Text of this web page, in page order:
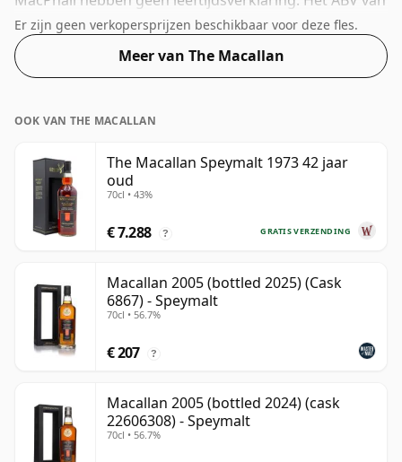
deze botteling is 40% en de flesmaat is standaard 70cl.
Er zijn geen verkopersprijzen beschikbaar voor deze fles.
Meer van The Macallan
OOK VAN THE MACALLAN
The Macallan Speymalt 1973 42 jaar
oud
70cl • 43%
GRATIS VERZENDING
€ 7.288 ?
Macallan 2005 (bottled 2025) (Cask
6867) - Speymalt
70cl • 56.7%
€ 207 ?
Macallan 2005 (bottled 2024) (cask
22606308) - Speymalt
70cl • 56.7%